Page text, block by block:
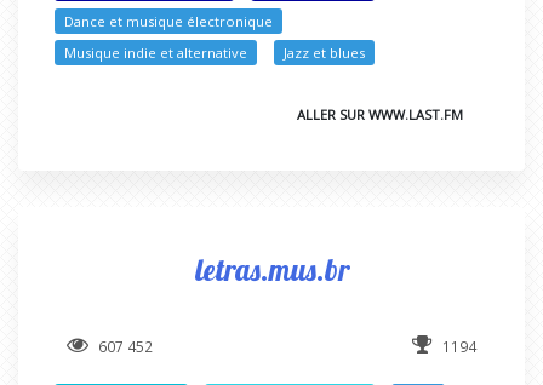
Dance et musique électronique
Musique indie et alternative
Jazz et blues
ALLER SUR WWW.LAST.FM
letras.mus.br
607 452 1194